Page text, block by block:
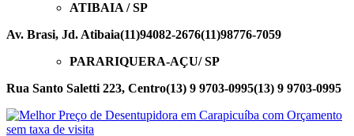
ATIBAIA / SP
Av. Brasi, Jd. Atibaia(11)94082-2676(11)98776-7059
PARARIQUERA-AÇU/ SP
Rua Santo Saletti 223, Centro(13) 9 9703-0995(13) 9 9703-0995